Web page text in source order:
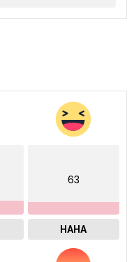
63
HAHA